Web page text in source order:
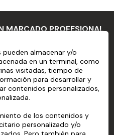
no
y
la
MARCADO PROFESIONAL
pueden almacenar y/o
en un terminal, como
visitadas, tiempo de
para desarrollar y
contenidos personalizados,
de los contenidos y
personalizado y/o